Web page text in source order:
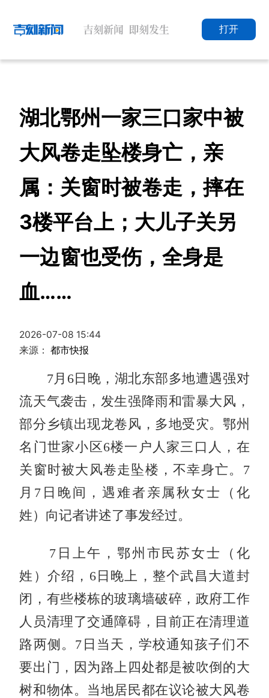
打开
湖北鄂州一家三口家中被
大风卷走坠楼身亡，亲
属：关窗时被卷走，摔在
3楼平台上；大儿子关另
一边窗也受伤，全身是
血……
2026-07-08 15:44
来源：都市快报
7月6日晚，湖北东部多地遭遇强对
流天气袭击，发生强降雨和雷暴大风，
部分乡镇出现龙卷风，多地受灾。鄂州
名门世家小区6楼一户人家三口人，在
关窗时被大风卷走坠楼，不幸身亡。7
月7日晚间，遇难者亲属秋女士（化
姓）向记者讲述了事发经过。
7日上午，鄂州市民苏女士（化
姓）介绍，6日晚上，整个武昌大道封
闭，有些楼栋的玻璃墙破碎，政府工作
人员清理了交通障碍，目前正在清理道
路两侧。7日当天，学校通知孩子们不
要出门，因为路上四处都是被吹倒的大
树和物体。当地居民都在议论被大风卷